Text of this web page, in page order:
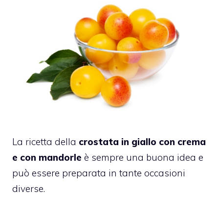
La ricetta della crostata in giallo con crema
e con mandorle è sempre una buona idea e
può essere preparata in tante occasioni
diverse.